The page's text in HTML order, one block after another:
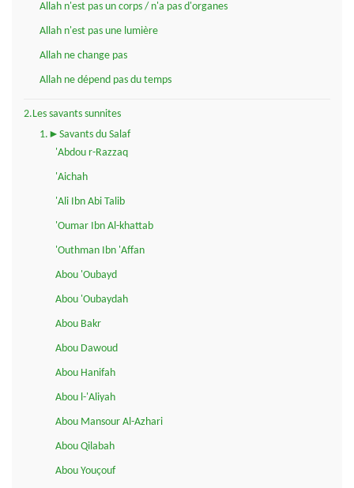
Allah n'est pas un corps / n'a pas d'organes
Allah n'est pas une lumière
Allah ne change pas
Allah ne dépend pas du temps
2.Les savants sunnites
1.►Savants du Salaf
'Abdou r-Razzaq
'Aichah
'Ali Ibn Abi Talib
'Oumar Ibn Al-khattab
'Outhman Ibn 'Affan
Abou 'Oubayd
Abou 'Oubaydah
Abou Bakr
Abou Dawoud
Abou Hanifah
Abou l-'Aliyah
Abou Mansour Al-Azhari
Abou Qilabah
Abou Youçouf